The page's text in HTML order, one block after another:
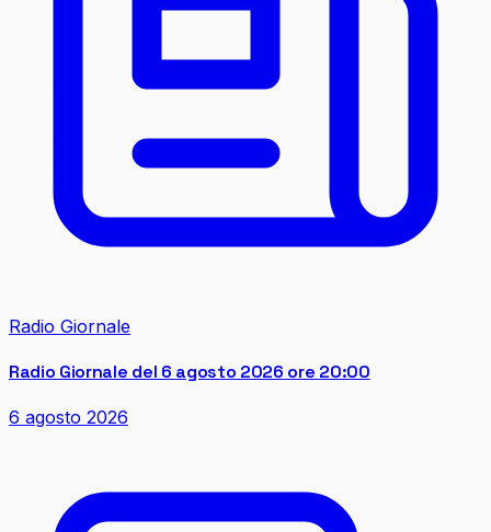
Radio Giornale
Radio Giornale del 6 agosto 2026 ore 20:00
6 agosto 2026